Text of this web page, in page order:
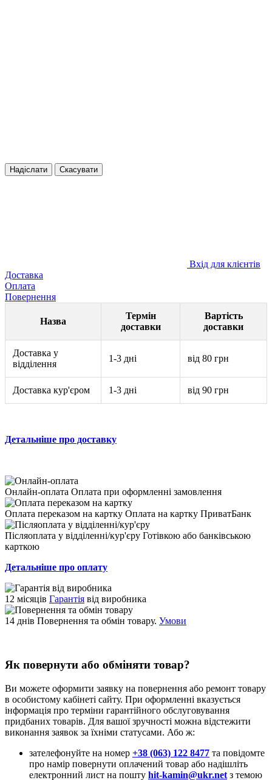
Надіслати Скасувати
Вхід для клієнтів
Доставка
Оплата
Повернення
Назва
Термін
доставки
Вартість
доставки
Доставка у
відділення
1-3 дні від 80 грн
Доставка кур'єром 1-3 дні від 90 грн
Детальніше про доставку
Онлайн-оплата Оплата при оформленні замовлення
Оплата переказом на картку Оплата на картку ПриватБанк
Післяоплата у відділенні/кур'єру Готівкою або банківською
карткою
Детальніше про оплату
12 місяців Гарантія від виробника
14 днів Повернення та обмін товару. Умови
Як повернути або обміняти товар?
Ви можете оформити заявку на повернення або ремонт товару
в особистому кабінеті сайту. При оформленні вказується
інформація про терміни гарантійного обслуговування
придбаних товарів. Для вашої зручності можна відстежити
виконання заявок за їхніми статусами. Або ж:
зателефонуйте на номер +38 (063) 122 8477 та повідомте
про намір повернути оплачений товар або надішліть
електронний лист на пошту hit-kamin@ukr.net з темою